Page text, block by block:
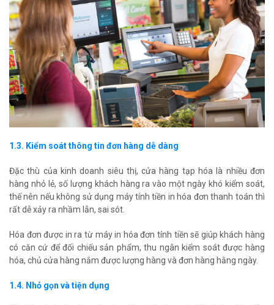
1.3. Kiểm soát thông tin đơn hàng dễ dàng
Đặc thù của kinh doanh siêu thị, cửa hàng tạp hóa là nhiều đơn
hàng nhỏ lẻ, số lượng khách hàng ra vào một ngày khó kiểm soát,
thế nên nếu không sử dụng máy tính tiền in hóa đơn thanh toán thì
rất dễ xảy ra nhầm lẫn, sai sót.
Hóa đơn được in ra từ máy in hóa đơn tính tiền sẽ giúp khách hàng
có căn cứ để đối chiếu sản phẩm, thu ngân kiểm soát được hàng
hóa, chủ cửa hàng nắm được lượng hàng và đơn hàng hằng ngày.
1.4. Nhỏ gọn và tiện dụng